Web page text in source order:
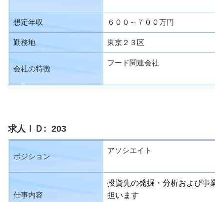
想定年収 ６００～７００万円
勤務地 東京２３区
会社の特徴
フード関連会社
求人ＩＤ: 203
ポジション
アソシエイト
仕事内容
投資先の発掘・分析および事
担います